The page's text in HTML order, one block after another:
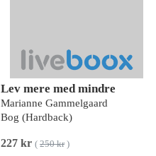
Lev mere med mindre
Marianne Gammelgaard
Bog (Hardback)
227 kr ( 250 kr)